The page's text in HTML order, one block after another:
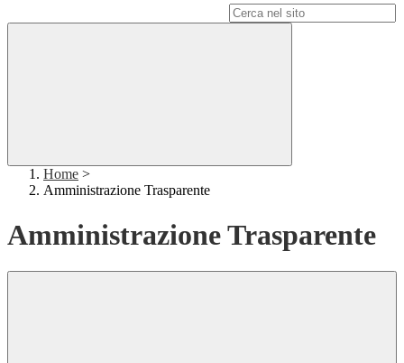
Home >
Amministrazione Trasparente
Amministrazione Trasparente